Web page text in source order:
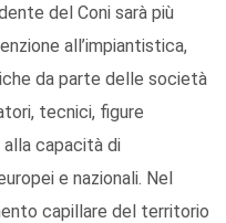
del Coni sarà più
all’impiantistica,
da parte delle società
tecnici, figure
capacità di
e nazionali. Nel
capillare del territorio